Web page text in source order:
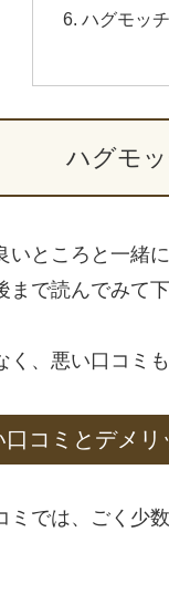
ハグモッ
ハグモ
いところと一緒
まで読んでみて
く、悪い口コミ
コミとデメリ
ミでは、ごく少